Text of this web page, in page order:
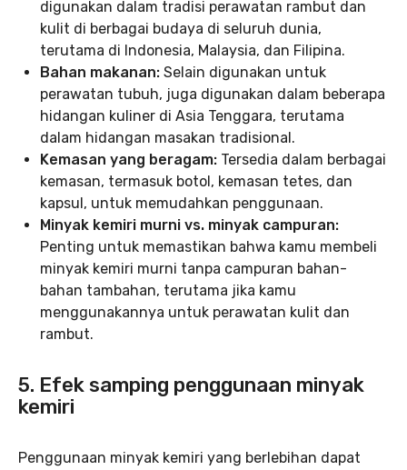
digunakan dalam tradisi perawatan rambut dan
kulit di berbagai budaya di seluruh dunia,
terutama di Indonesia, Malaysia, dan Filipina.
Bahan makanan: Selain digunakan untuk
perawatan tubuh, juga digunakan dalam beberapa
hidangan kuliner di Asia Tenggara, terutama
dalam hidangan masakan tradisional.
Kemasan yang beragam: Tersedia dalam berbagai
kemasan, termasuk botol, kemasan tetes, dan
kapsul, untuk memudahkan penggunaan.
Minyak kemiri murni vs. minyak campuran:
Penting untuk memastikan bahwa kamu membeli
minyak kemiri murni tanpa campuran bahan-
bahan tambahan, terutama jika kamu
menggunakannya untuk perawatan kulit dan
rambut.
5. Efek samping penggunaan minyak
kemiri
Penggunaan minyak kemiri yang berlebihan dapat